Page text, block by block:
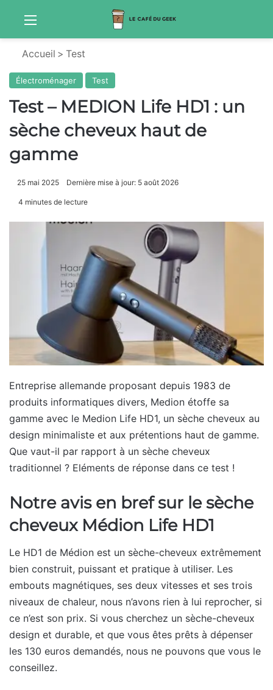
Menu
Accueil > Test
Électroménager Test
Test – MEDION Life HD1 : un
sèche cheveux haut de
gamme
25 mai 2025 Dernière mise à jour: 5 août 2026
4 minutes de lecture
Entreprise allemande proposant depuis 1983 de
produits informatiques divers, Medion étoffe sa
gamme avec le Medion Life HD1, un sèche cheveux au
design minimaliste et aux prétentions haut de gamme.
Que vaut-il par rapport à un sèche cheveux
traditionnel ? Eléments de réponse dans ce test !
Notre avis en bref sur le sèche
cheveux Médion Life HD1
Le HD1 de Médion est un sèche-cheveux extrêmement
bien construit, puissant et pratique à utiliser. Les
embouts magnétiques, ses deux vitesses et ses trois
niveaux de chaleur, nous n’avons rien à lui reprocher, si
ce n’est son prix. Si vous cherchez un sèche-cheveux
design et durable, et que vous êtes prêts à dépenser
les 130 euros demandés, nous ne pouvons que vous le
conseillez.